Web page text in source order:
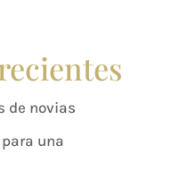
de novias
una